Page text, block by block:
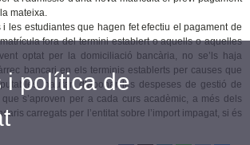
mateixa.
i les estudiantes que hagen fet efectiu el pagament de
fora del termini establert o aquells o aquelles
optat per la domiciliació bancària, no se’ls haja
bancari en els terminis establerts per causes que
hauran d’abonar les despeses de gestió de
que s’aproven per a cada curs acadèmic, a més dels
carregats per l’entitat sobre l’import impagat, si és
i política de